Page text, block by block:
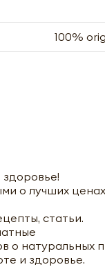
100%
о лучших
статьи.
о натуральных
и здоровье.
№ 152-ФЗ «О
я даю свое
и для целей,
я даю свое